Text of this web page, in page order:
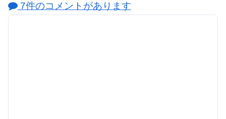
7件のコメントがあります